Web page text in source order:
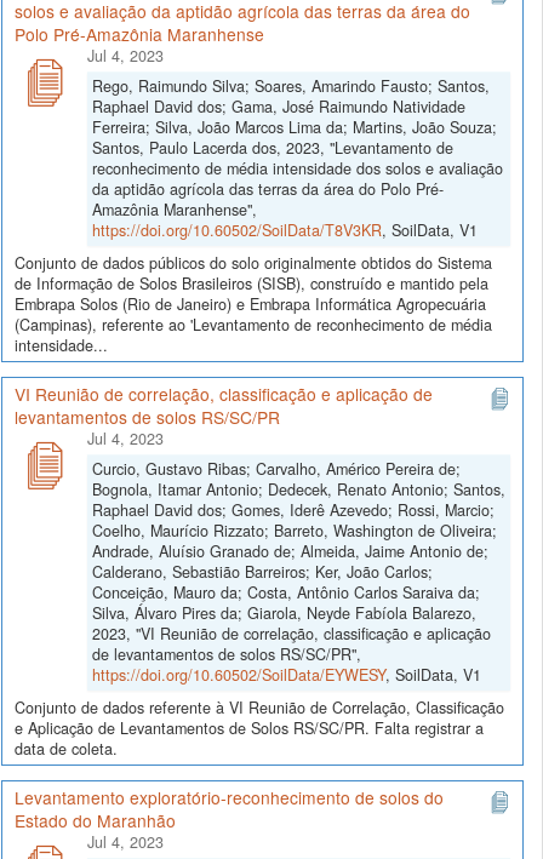
solos e avaliação da aptidão agrícola das terras da área do
Polo Pré-Amazônia Maranhense
Jul 4, 2023
Rego, Raimundo Silva; Soares, Amarindo Fausto; Santos,
Raphael David dos; Gama, José Raimundo Natividade
Ferreira; Silva, João Marcos Lima da; Martins, João Souza;
Santos, Paulo Lacerda dos, 2023, "Levantamento de
reconhecimento de média intensidade dos solos e avaliação
da aptidão agrícola das terras da área do Polo Pré-
Amazônia Maranhense",
https://doi.org/10.60502/SoilData/T8V3KR, SoilData, V1
Conjunto de dados públicos do solo originalmente obtidos do Sistema
de Informação de Solos Brasileiros (SISB), construído e mantido pela
Embrapa Solos (Rio de Janeiro) e Embrapa Informática Agropecuária
(Campinas), referente ao 'Levantamento de reconhecimento de média
intensidade...
VI Reunião de correlação, classificação e aplicação de
levantamentos de solos RS/SC/PR
Jul 4, 2023
Curcio, Gustavo Ribas; Carvalho, Américo Pereira de;
Bognola, Itamar Antonio; Dedecek, Renato Antonio; Santos,
Raphael David dos; Gomes, Iderê Azevedo; Rossi, Marcio;
Coelho, Maurício Rizzato; Barreto, Washington de Oliveira;
Andrade, Aluísio Granado de; Almeida, Jaime Antonio de;
Calderano, Sebastião Barreiros; Ker, João Carlos;
Conceição, Mauro da; Costa, Antônio Carlos Saraiva da;
Silva, Álvaro Pires da; Giarola, Neyde Fabíola Balarezo,
2023, "VI Reunião de correlação, classificação e aplicação
de levantamentos de solos RS/SC/PR",
https://doi.org/10.60502/SoilData/EYWESY, SoilData, V1
Conjunto de dados referente à VI Reunião de Correlação, Classificação
e Aplicação de Levantamentos de Solos RS/SC/PR. Falta registrar a
data de coleta.
Levantamento exploratório-reconhecimento de solos do
Estado do Maranhão
Jul 4, 2023